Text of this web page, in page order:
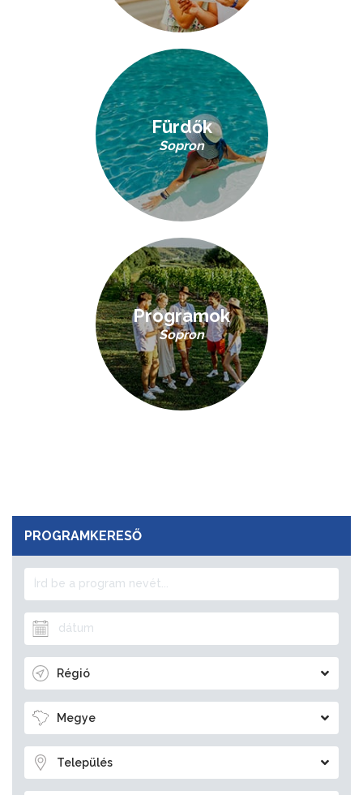
Fürdők
Sopron
Programok
Sopron
PROGRAMKERESŐ
Régió
Megye
Település